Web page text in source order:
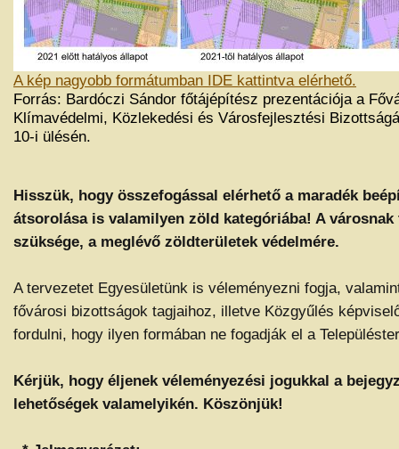
A kép nagyobb formátumban IDE kattintva elérhető.
Forrás: Bardóczi Sándor főtájépítész prezentációja a
Klímavédelmi, Közlekedési és Városfejlesztési
10-i ülésén.
Hisszük, hogy összefogással elérhető a maradék
átsorolása is valamilyen zöld kategóriába! A
szüksége, a meglévő zöldterületek védelmére.
A tervezetet Egyesületünk is véleményezni fogja,
fővárosi bizottságok tagjaihoz, illetve Közgyűlés
fordulni, hogy ilyen formában ne fogadják el a
Kérjük, hogy éljenek véleményezési jogukkal a
lehetőségek valamelyikén. Köszönjük!